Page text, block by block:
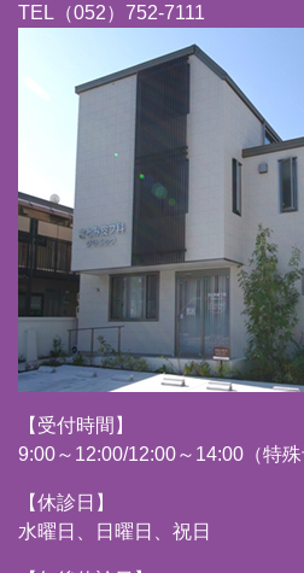
TEL（052）752-7111
【受付時間】
9:00～12:00/12:00～14:00（特
【休診日】
水曜日、日曜日、祝日